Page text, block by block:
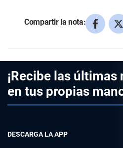
Compartir la nota:
¡Recibe las últimas
en tus propias
DESCARGA LA APP